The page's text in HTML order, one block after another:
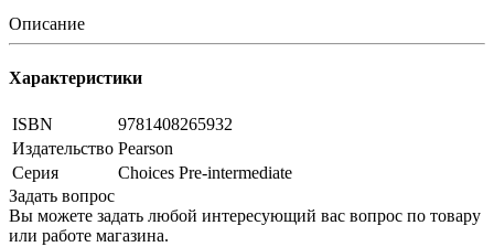
Описание
Характеристики
ISBN
9781408265932
Издательство Pearson
Серия
Choices Pre-intermediate
Задать вопрос
Вы можете задать любой интересующий вас вопрос по товару
или работе магазина.